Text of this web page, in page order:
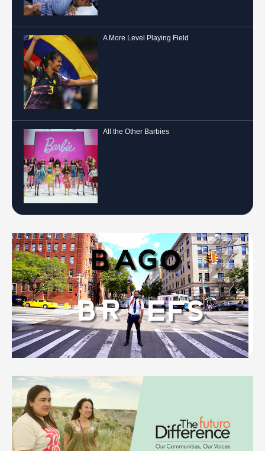
A More Level Playing Field
All the Other Barbies